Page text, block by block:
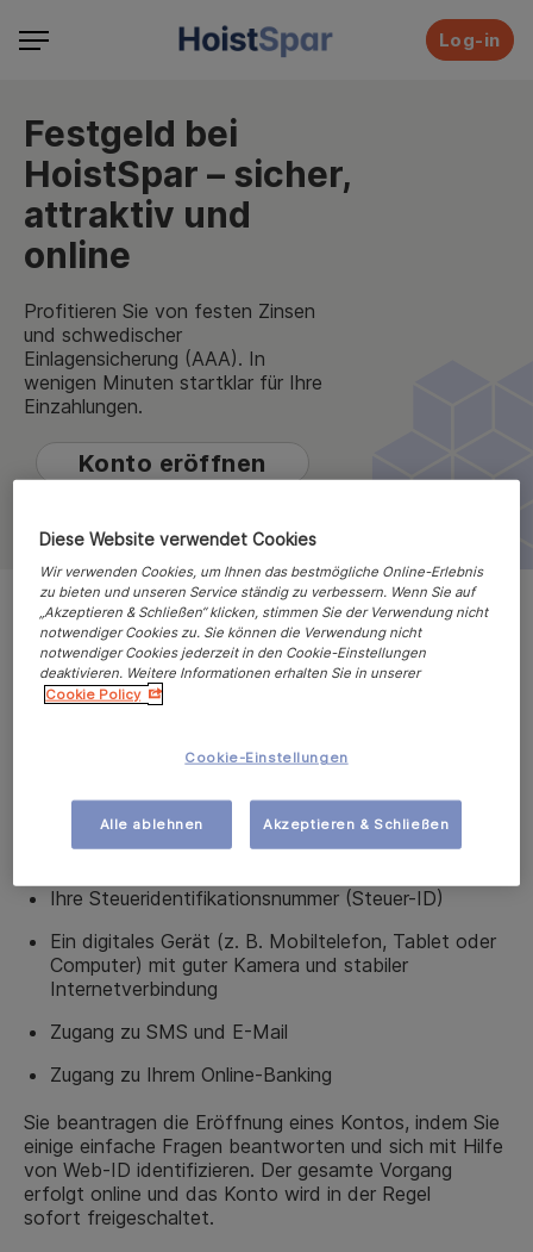
Log-in
Festgeld bei
HoistSpar – sicher,
attraktiv und
online
Profitieren Sie von festen Zinsen
und schwedischer
Einlagensicherung (AAA). In
wenigen Minuten startklar für Ihre
Einzahlungen.
Konto eröffnen
So geht's
Wie funktioniert die Eröffnung eines Festgeldkontos?
Um ein Festgeldkonto zu eröffnen, benötigen Sie:
ültigesAusweisdokument (Personalausweis
oder Reisepass)
IhreSteueridentifikationsnummer (Steuer-ID)
Ein digitales Gerät (z. B. Mobiltelefon, Tablet oder
Computer) mit guter Kamera und stabiler
Internetverbindung
Zugang zu SMS und E-Mail
Zugang zu Ihrem Online-Banking
Sie beantragen die Eröffnung eines Kontos, indem Sie
einige einfache Fragen beantworten und sich mit Hilfe
von Web-ID identifizieren. Der gesamte Vorgang
erfolgt online und das Konto wird in der Regel
sofort freigeschaltet.
Diese Website verwendet Cookies
Wir verwenden Cookies, um Ihnen das bestmögliche Online-Erlebnis
zu bieten und unseren Service ständig zu verbessern. Wenn Sie auf
„Akzeptieren & Schließen“ klicken, stimmen Sie der Verwendung nicht
notwendiger Cookies zu. Sie können die Verwendung nicht
notwendiger Cookies jederzeit in den Cookie-Einstellungen
deaktivieren. Weitere Informationen erhalten Sie in unserer
Cookie Policy
Cookie-Einstellungen
Alle ablehnen Akzeptieren & Schließen